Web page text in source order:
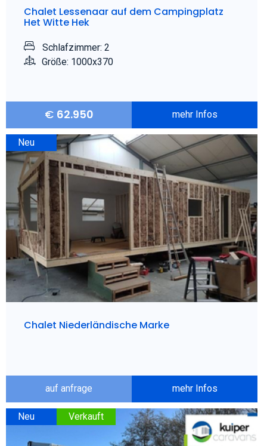
Chalet Lessenaar auf dem Campingplatz
Het Witte Hek
Schlafzimmer: 2
Größe: 1000x370
€ 62.950 mehr Infos
Neu
Chalet Niederländische Marke
auf anfrage mehr Infos
Neu Verkauft